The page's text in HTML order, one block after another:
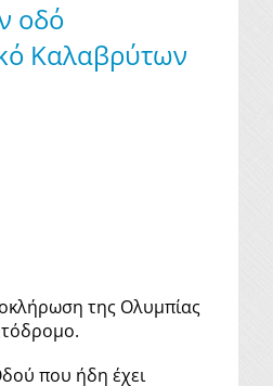
οδό
Καλαβρύτων
της Ολυμπίας
που ήδη έχει